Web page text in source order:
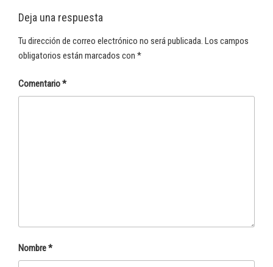
Deja una respuesta
Tu dirección de correo electrónico no será publicada. Los campos
obligatorios están marcados con *
Comentario*
Nombre*